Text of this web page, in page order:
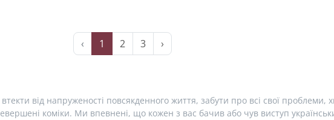
‹ 1 2 3 ›
від напруженості повсякденного життя, забути про всі свої проблеми,
коміки. Ми впевнені, що кожен з вас бачив або чув виступ